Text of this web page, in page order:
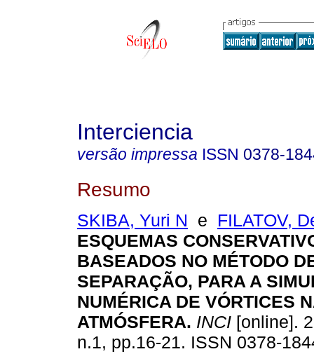
Interciencia
versão impressa ISSN 0378-
Resumo
SKIBA, Yuri N e FILATOV,
ESQUEMAS
BASEADOS NO MÉTODO
SEPARAÇÃO, PARA A
NUMÉRICA DE VÓRTICES
ATMÓSFERA. INCI [online].
n.1, pp.16-21. ISSN 0378-